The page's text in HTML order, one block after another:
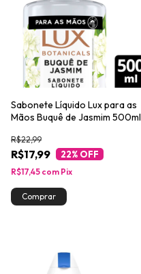
Sabonete Líquido Lux para as
Mãos Buquê de Jasmim 500ml
R$17,99
R$22,99
22% OFF
R$17,45 com Pix